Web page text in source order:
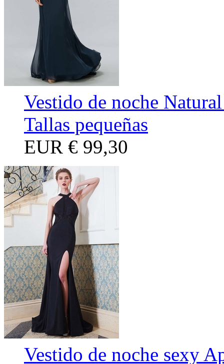
Vestido de noche
Tallas pequeñas
EUR € 99,30
Vestido de noche sexy